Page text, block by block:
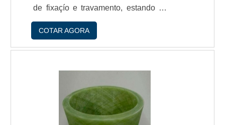
de fixaçío e travamento, estando ele
relacionado ou nío ao ambiente
industrial. Um bom exemplo é a
academia, na maior parte dos
observar um pequeno utensílio que
peso a ser utilizado durante a
realizaçío daquela atividade, a esse
adereço damos o nome de
COTAR AGORA